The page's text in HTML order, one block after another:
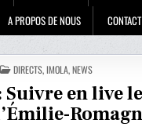
A PROPOS DE NOUS CONTACT
POSTED
IN
DIRECTS,IMOLA,NEWS
Suivre en live